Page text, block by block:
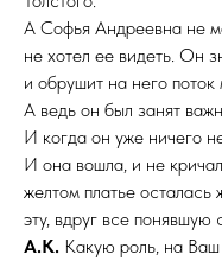
А Софья Андреевна не
не хотел ее видеть. Он
и обрушит на него
А ведь он был занят
И когда он уже ничего
И она вошла, и не
желтом платье осталась
эту, вдруг все
А.К. Какую роль, на Ваш